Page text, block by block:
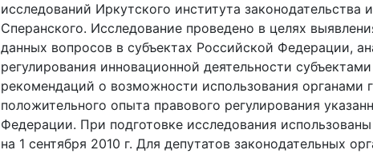
исследований Иркутского института
Сперанского. Исследование проведено в целях
данных вопросов в субъектах Российской Федерации,
регулирования инновационной деятельности
рекомендаций о возможности использования органами
положительного опыта правового регулирования
Федерации. При подготовке исследования
на 1 сентября 2010 г. Для депутатов законодательных